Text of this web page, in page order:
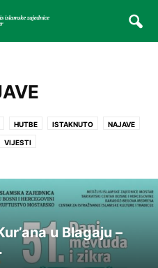
HUTBE ISTAKNUTO NAJAVE
VIJESTI
u Blagaju –